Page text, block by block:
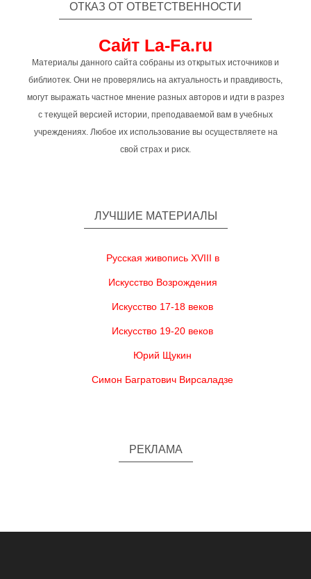
ОТКАЗ ОТ ОТВЕТСТВЕННОСТИ
Сайт La-Fa.ru
Материалы данного сайта собраны из открытых источников и
библиотек. Они не проверялись на актуальность и правдивость,
могут выражать частное мнение разных авторов и идти в разрез
с текущей версией истории, преподаваемой вам в учебных
учреждениях. Любое их использование вы осуществляете на
свой страх и риск.
ЛУЧШИЕ МАТЕРИАЛЫ
Русская живопись XVIII в
Искусство Возрождения
Искусство 17-18 веков
Искусство 19-20 веков
Юрий Щукин
Симон Багратович Вирсаладзе
РЕКЛАМА